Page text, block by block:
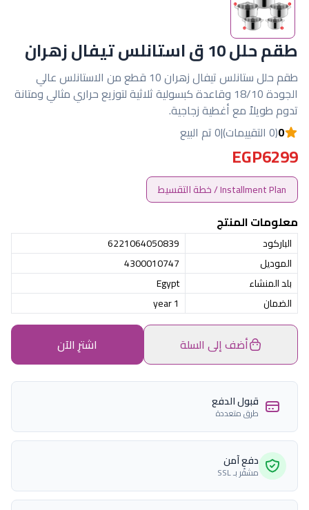
طقم حلل 10 ق استانلس تيفال زهران
طقم حلل ستانلس تيفال زهران 10 قطع من الاستانلس عالي
الجودة 18/10 وقاعدة كبسولية ثلاثية لتوزيع حراري مثالي ومتانة
تدوم طويلاً مع أغطية زجاجية.
0(0 التقييمات) |0 تم البيع
EGP6299
Installment Plan / خطة التقسيط
معلومات المنتج
الباركود
6221064050839
الموديل
4300010747
بلد المنشاء
Egypt
الضمان
1 year
أضف إلى السلة اشترِ الآن
قبول الدفع
طرق متعددة
دفع آمن
مشفّر بـ SSL